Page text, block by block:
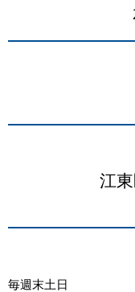
江
毎週末土日